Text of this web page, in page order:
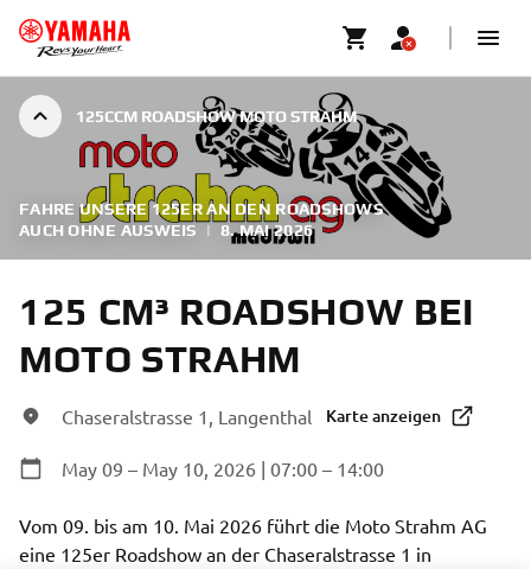
125CCM ROADSHOW MOTO STRAHM
FAHRE UNSERE 125ER AN DEN ROADSHOWS
AUCH OHNE AUSWEIS
| 8. MAI 2026
125 CM³ ROADSHOW BEI
MOTO STRAHM
Chaseralstrasse 1, Langenthal Karte anzeigen
May 09 – May 10, 2026 | 07:00 – 14:00
Vom 09. bis am 10. Mai 2026 führt die Moto Strahm AG
eine 125er Roadshow an der Chaseralstrasse 1 in